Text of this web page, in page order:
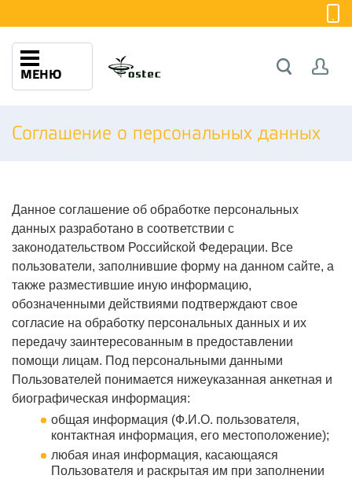
МЕНЮ
Соглашение о персональных данных
Данное соглашение об обработке персональных
данных разработано в соответствии с
законодательством Российской Федерации. Все
пользователи, заполнившие форму на данном сайте, а
также разместившие иную информацию,
обозначенными действиями подтверждают свое
согласие на обработку персональных данных и их
передачу заинтересованным в предоставлении
помощи лицам. Под персональными данными
Пользователей понимается нижеуказанная анкетная и
биографическая информация:
общая информация (Ф.И.О. пользователя,
контактная информация, его местоположение);
любая иная информация, касающаяся
Пользователя и раскрытая им при заполнении